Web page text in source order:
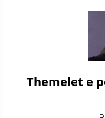
Themelet e